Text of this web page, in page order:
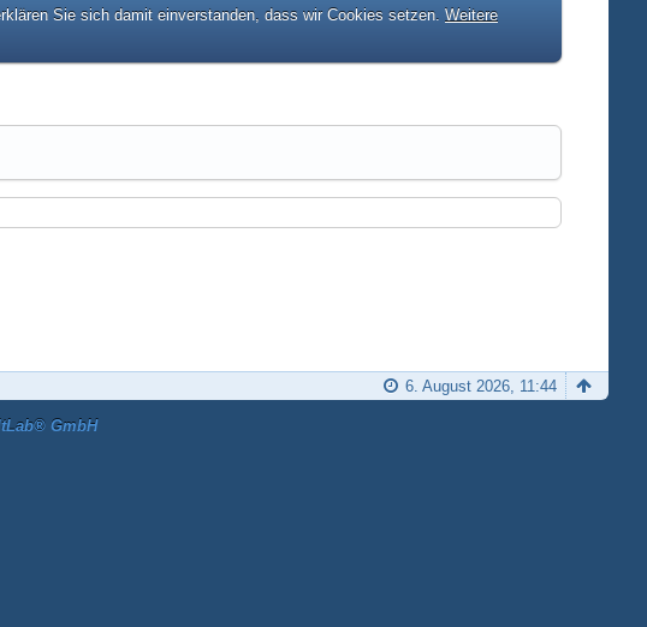
Sie sich damit einverstanden, dass wir Cookies setzen. Weitere
6. August 2026, 11:44
GmbH